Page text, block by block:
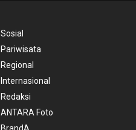
Sosial
Pariwisata
Regional
Internasional
Redaksi
ANTARA Foto